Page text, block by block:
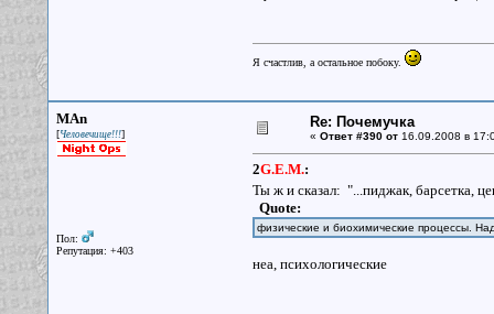
Я счастлив, а остальное побоку.
MAn
[Человечище!!!]
Пол:
Репутация: +403
Re: Почемучка
« Ответ #390 от16.09.2008 в
2G.E.M.:
Ты ж и сказал: "...пиджак, барсетка,
Quote:
физические и биохимические процессы.
неа, психологические